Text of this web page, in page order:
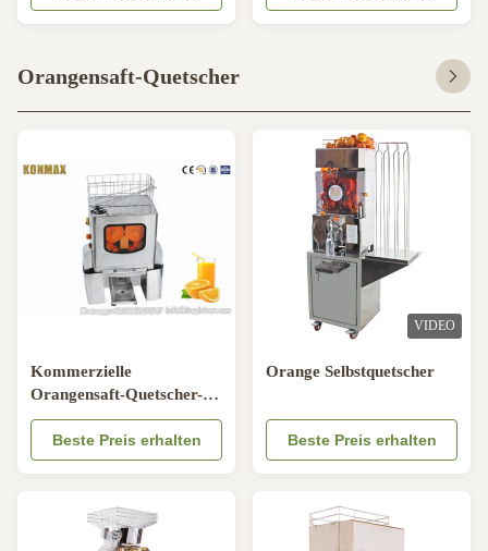
Orangensaft-Quetscher
Kommerzielle
Orangensaft-Quetscher-
Maschine, Obst und
Gemüse Juicing-Maschine
Beste Preis erhalten
VIDEO
Orange Selbstquetscher
Beste Preis erhalten